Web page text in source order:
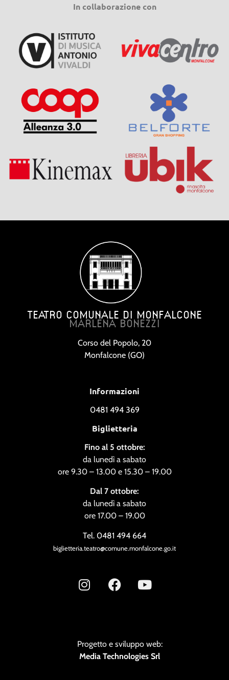
In collaborazione con
TEATRO COMUNALE DI MONFALCONE
MARLENA BONEZZI
Corso del Popolo, 20
Monfalcone (GO)
Informazioni
0481 494 369
Biglietteria
Fino al 5 ottobre:
da lunedì a sabato
ore 9.30 – 13.00 e 15.30 – 19.00
Dal 7 ottobre:
da lunedì a sabato
ore 17.00 – 19.00
Tel. 0481 494 664
biglietteria.teatro@comune.monfalcone.go.it
Progetto e sviluppo web:
Media Technologies Srl